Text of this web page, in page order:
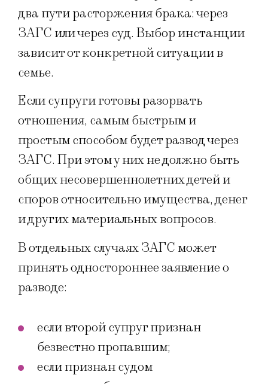
два пути расторжения брака: через
ЗАГС или через суд. Выбор инстанции
зависит от конкретной ситуации в
семье.
Если супруги готовы разорвать
отношения, самым быстрым и
простым способом будет развод через
ЗАГС. При этом у них не должно быть
общих несовершеннолетних детей и
споров относительно имущества, денег
и других материальных вопросов.
В отдельных случаях ЗАГС может
принять одностороннее заявление о
разводе:
если второй супруг признан
безвестно пропавшим;
если признан судом